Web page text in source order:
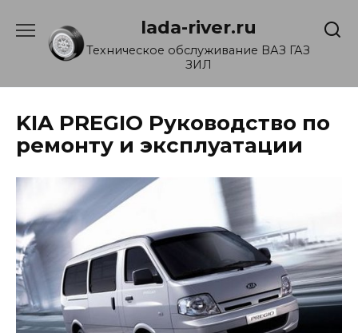
содержанию
lada-river.ru
Техническое обслуживание ВАЗ ГАЗ
ЗИЛ
KIA PREGIO Руководство по
ремонту и эксплуатации